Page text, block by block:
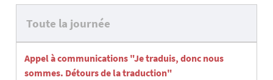
Toute la journée
Appel à communications "Je traduis, donc nous
sommes. Détours de la traduction"